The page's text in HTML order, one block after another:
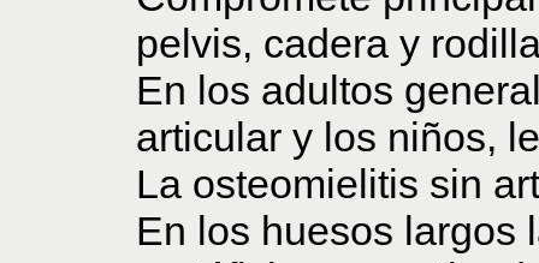
pelvis, cadera y
En los adultos
articular y los niños,
La osteomielitis sin
En los huesos largos